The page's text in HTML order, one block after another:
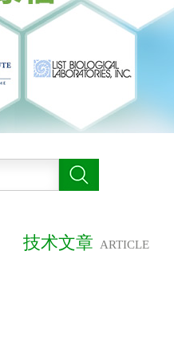
技术文章 ARTICLE